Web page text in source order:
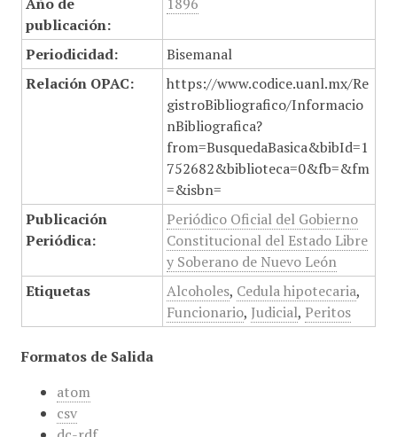
publicación:
Periodicidad:
Bisemanal
Relación OPAC:
https://www.codice.uanl.mx/Re
gistroBibliografico/Informacio
nBibliografica?
from=BusquedaBasica&bibId=1
752682&biblioteca=0&fb=&fm
=&isbn=
Publicación
Periódica:
Periódico Oficial del Gobierno
Constitucional del Estado Libre
y Soberano de Nuevo León
Etiquetas
Alcoholes, Cedula hipotecaria,
Funcionario, Judicial, Peritos
Formatos de Salida
atom
csv